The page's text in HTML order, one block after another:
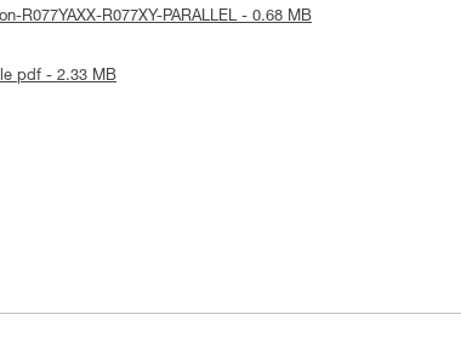
R077YAXX-R077XY-PARALLEL - 0.68 MB
le pdf - 2.33 MB